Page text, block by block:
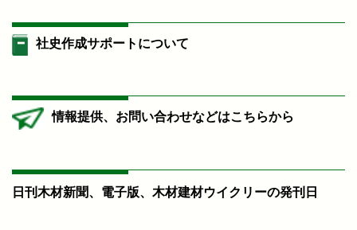
社史作成サポートについて
情報提供、お問い合わせなどはこちらから
日刊木材新聞、電子版、木材建材ウイクリーの発刊日